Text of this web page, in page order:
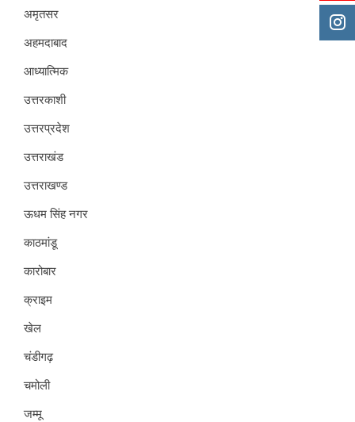
अमृतसर
अहमदाबाद
आध्यात्मिक
उत्तरकाशी
उत्तरप्रदेश
उत्तराखंड
उत्तराखण्ड
ऊधम सिंह नगर
काठमांडू
कारोबार
क्राइम
खेल
चंडीगढ़
चमोली
जम्मू